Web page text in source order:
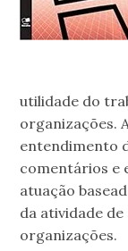
utilidade do
organizações.
entendimento
comentários e
atuação
da atividade
organizações.